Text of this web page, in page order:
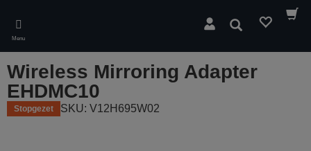
main
content
Menu
Zoeken
Wireless Mirroring Adapter
EHDMC10
Stopgezet SKU: V12H695W02